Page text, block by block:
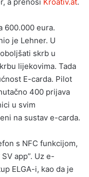
600.000 eura.
je Lehner. U
skrb u
lijekovima. Tada
E-carda. Pilot
400 prijava
u svim
na sustav e-carda.
s NFC funkcijom,
app”. Uz e-
ELGA-i, kao da je